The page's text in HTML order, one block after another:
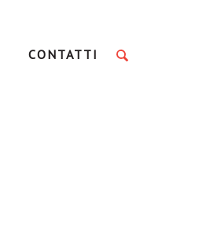
CONTATTI